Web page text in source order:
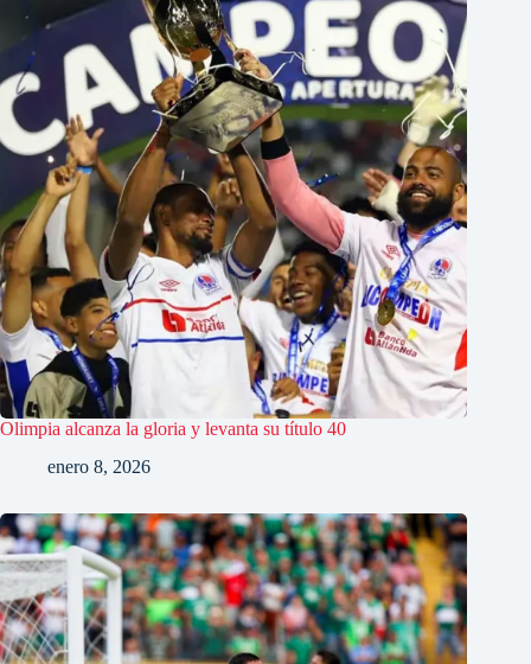
Olimpia alcanza la gloria y levanta su título 40
enero 8, 2026